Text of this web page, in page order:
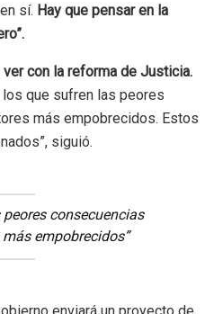
sí. Hay que pensar en la
con la reforma de Justicia.
que sufren las peores
más empobrecidos. Estos
siguió.
consecuencias
empobrecidos”